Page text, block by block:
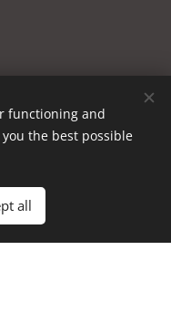
functioning and
the best possible
all